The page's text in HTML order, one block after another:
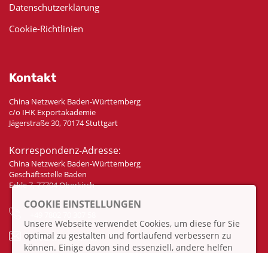
Datenschutzerklärung
Cookie-Richtlinien
Kontakt
China Netzwerk Baden-Württemberg
c/o IHK Exportakademie
Jägerstraße 30, 70174 Stuttgart
Korrespondenz-Adresse:
China Netzwerk Baden-Württemberg
Geschäftsstelle Baden
Eckle 7, 77704 Oberkirch
info@china-bw.net
COOKIE EINSTELLUNGEN
Unsere Webseite verwendet Cookies, um diese für Sie
optimal zu gestalten und fortlaufend verbessern zu
können. Einige davon sind essenziell, andere helfen